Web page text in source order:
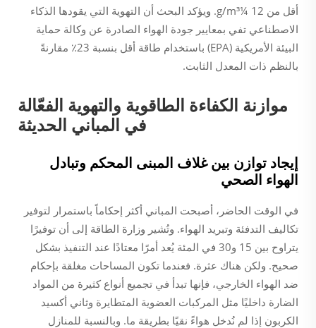
أقل من 12 ¼g/m³. ويؤكد البحث أن التهوية التي يقودها الذكاء
الاصطناعي تفي بمعايير جودة الهواء الصادرة عن وكالة حماية
البيئة الأمريكية (EPA) باستخدام طاقة أقل بنسبة 23٪ مقارنةً
بالنظم ذات المعدل الثابت.
موازنة الكفاءة الطاقوية والتهوية الفعّالة
في المباني الحديثة
إيجاد توازن بين غلاف المبنى المحكم وتبادل
الهواء الصحي
في الوقت الحاضر، أصبحت المباني أكثر إحكاماً باستمرار لتوفير
تكاليف التدفئة وتبريد الهواء. وتُشير وزارة الطاقة إلى أن توفيرًا
يتراوح بين 15 و30 في المئة يُعد أمرًا معتادًا عند التنفيذ بشكل
صحيح. ولكن هناك عثرة. فعندما تكون المساحات مغلقة بإحكام
ضد الهواء الخارجي، فإنها تبدأ في تجميع أنواع كثيرة من المواد
الضارة داخليًا مثل المركبات العضوية المتطايرة وثاني أكسيد
الكربون إذا لم نُدخل هواءً نقيًا بطريقة ما. وبالنسبة للمنازل